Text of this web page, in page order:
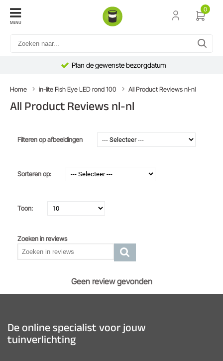
MENU
0
Plan de gewenste bezorgdatum
Home in-lite Fish Eye LED rond 100 All Product Reviews nl-nl
All Product Reviews nl-nl
Filteren op afbeeldingen
Sorteren op:
Toon:
Zoeken in reviews
Geen review gevonden
De online specialist voor jouw
tuinverlichting